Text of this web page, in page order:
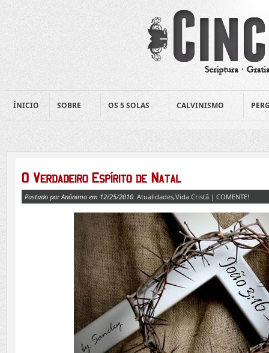
ÍNICIO SOBRE OS 5 SOLAS CALVINISMO
Postado por Anônimo em 12/25/2010. Atualidades,Vida Cristã | COMENTE!